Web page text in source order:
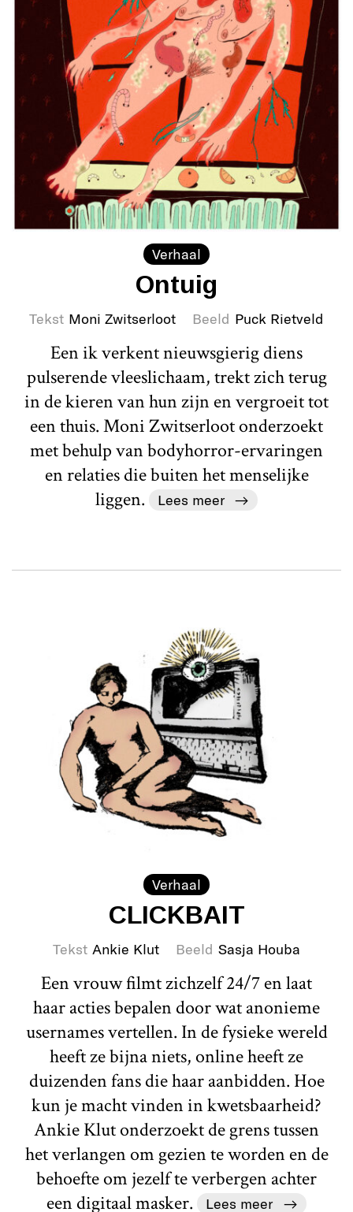
Verhaal
Ontuig
Tekst Moni Zwitserloot Beeld Puck Rietveld
Een ik verkent nieuwsgierig diens
pulserende vleeslichaam, trekt zich terug
in de kieren van hun zijn en vergroeit tot
een thuis. Moni Zwitserloot onderzoekt
met behulp van bodyhorror-ervaringen
en relaties die buiten het menselijke
liggen.
Lees meer
Verhaal
CLICKBAIT
Tekst Ankie Klut Beeld Sasja Houba
Een vrouw filmt zichzelf 24/7 en laat
haar acties bepalen door wat anonieme
usernames vertellen. In de fysieke wereld
heeft ze bijna niets, online heeft ze
duizenden fans die haar aanbidden. Hoe
kun je macht vinden in kwetsbaarheid?
Ankie Klut onderzoekt de grens tussen
het verlangen om gezien te worden en de
behoefte om jezelf te verbergen achter
een digitaal masker.
Lees meer